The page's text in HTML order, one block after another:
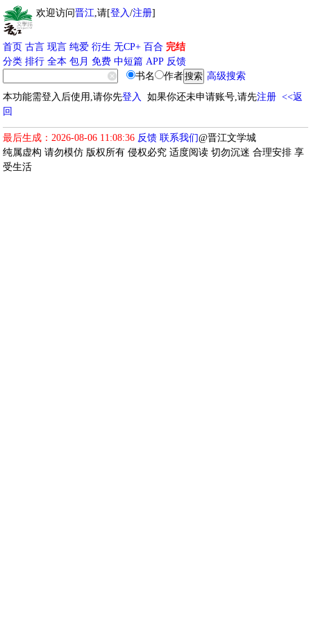
欢迎访问晋江,请[登入/注册]
首页 古言 现言 纯爱 衍生 无CP+ 百合 完结
分类 排行 全本 包月 免费 中短篇 APP 反馈
书名
作者
高级搜索
本功能需登入后使用,请你先登入 如果你还未申请账号,请先注册 <<返
回
最后生成：2026-08-06 11:08:36 反馈 联系我们@晋江文学城
纯属虚构 请勿模仿 版权所有 侵权必究 适度阅读 切勿沉迷 合理安排 享
受生活